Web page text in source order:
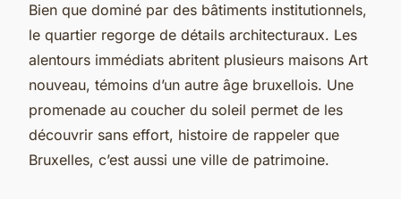
Bien que dominé par des bâtiments institutionnels,
le quartier regorge de détails architecturaux. Les
alentours immédiats abritent plusieurs maisons Art
nouveau, témoins d’un autre âge bruxellois. Une
promenade au coucher du soleil permet de les
découvrir sans effort, histoire de rappeler que
Bruxelles, c’est aussi une ville de patrimoine.